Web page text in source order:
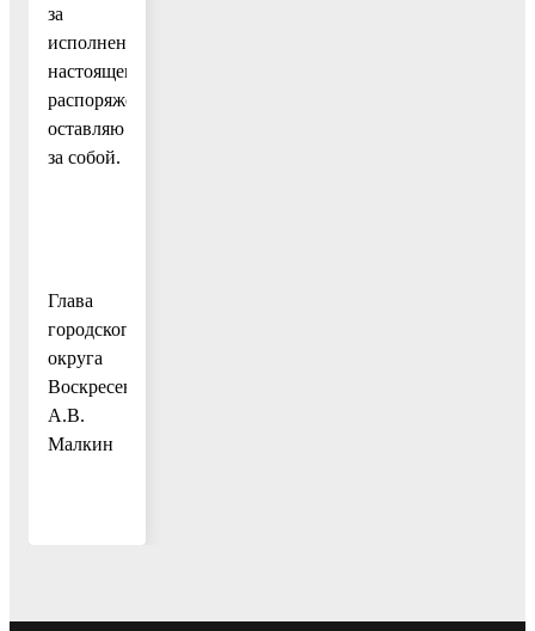
за
исполнением
настоящего
распоряжения
оставляю
за собой.
Глава
городского
округа
Воскресенск
А.В.
Малкин